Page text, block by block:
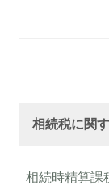
相続税に関
相続時精算課